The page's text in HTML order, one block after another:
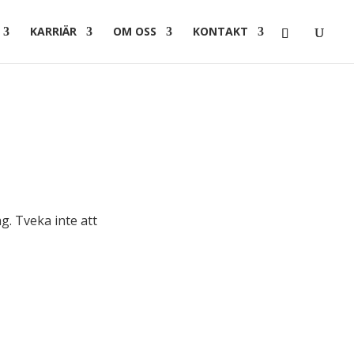
KARRIÄR OM OSS KONTAKT
Tveka inte att